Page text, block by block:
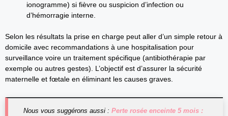
ionogramme) si fièvre ou suspicion d’infection ou
d’hémorragie interne.
Selon les résultats la prise en charge peut aller d’un simple retour à
domicile avec recommandations à une hospitalisation pour
surveillance voire un traitement spécifique (antibiothérapie par
exemple ou autres gestes). L’objectif est d’assurer la sécurité
maternelle et fœtale en éliminant les causes graves.
Nous vous suggérons aussi : Perte rosée enceinte 5 mois :